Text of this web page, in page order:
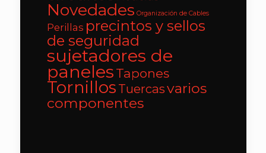
Novedades Organización de Cables
Perillas precintos y sellos
de seguridad
sujetadores de
paneles Tapones
Tornillos Tuercasvarios
componentes